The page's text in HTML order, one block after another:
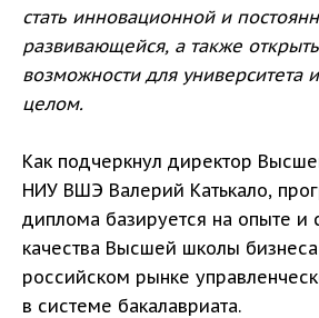
стать инновационной и
развивающейся, а также
возможности для университета
целом.
Как подчеркнул директор
НИУ ВШЭ Валерий Катькало,
диплома базируется на опыте и
качества Высшей школы
российском рынке
в системе бакалавриата.